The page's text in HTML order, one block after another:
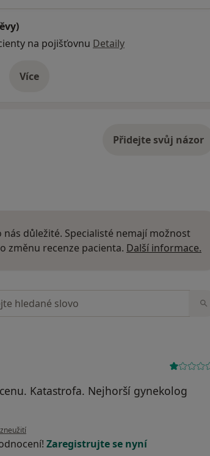
na pojišťovnu Detaily
Víceo adrese
Přidejte svůj názor
důležité. Specialisté nemají možnost
změnu recenze pacienta. Další informace.
v názorech
Katastrofa. Nejhorší gynekolog
uživatele Anna
Zaregistrujte se nyní